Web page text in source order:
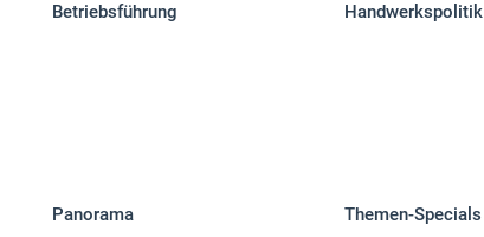
Betriebsführung Handwerkspolitik
Panorama
Themen-Specials